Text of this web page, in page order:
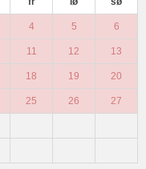
4 5 6
11 12 13
18 19 20
25 26 27